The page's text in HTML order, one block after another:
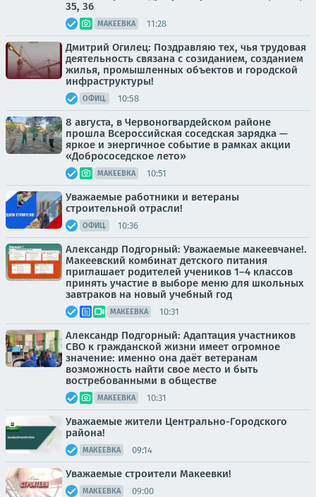
35, 36
МАКЕЕВКА 11:28
Дмитрий Огилец: Поздравляю тех, чья трудовая
деятельность связана с созиданием, созданием
жилья, промышленных объектов и городской
инфраструктуры!
ОФИЦ. 10:58
8 августа, в Червоногвардейском районе
прошла Всероссийская соседская зарядка —
яркое и энергичное событие в рамках акции
«Добрососедское лето»
МАКЕЕВКА 10:51
Уважаемые работники и ветераны
строительной отрасли!
ОФИЦ. 10:36
Александр Подгорный: Уважаемые макеевчане!.
Макеевский комбинат детского питания
приглашает родителей учеников 1–4 классов
принять участие в выборе меню для школьных
завтраков на новый учебный год
МАКЕЕВКА 10:31
Александр Подгорный: Адаптация участников
СВО к гражданской жизни имеет огромное
значение: именно она даёт ветеранам
возможность найти свое место и быть
востребованными в обществе
МАКЕЕВКА 10:31
Уважаемые жители Центрально-Городского
района!
МАКЕЕВКА 09:14
Уважаемые строители Макеевки!
МАКЕЕВКА 09:00